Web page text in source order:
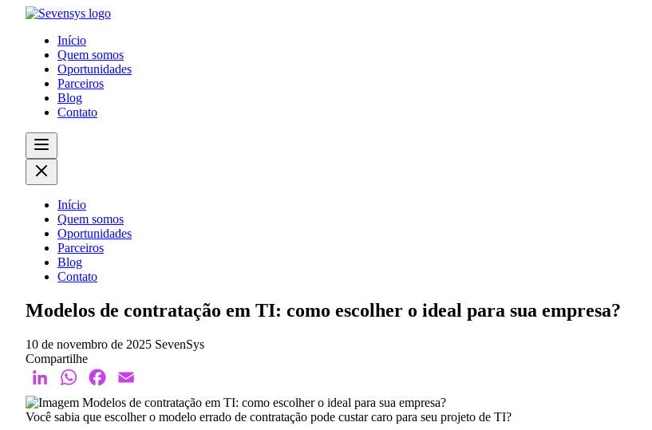
Início
Quem somos
Oportunidades
Parceiros
Blog
Contato
Início
Quem somos
Oportunidades
Parceiros
Blog
Contato
Modelos de contratação em TI: como escolher o ideal para sua empresa?
10 de novembro de 2025 SevenSys
Compartilhe
LinkedInWhatsAppFacebook
Você sabia que escolher o modelo errado de contratação pode custar caro para seu projeto de TI?